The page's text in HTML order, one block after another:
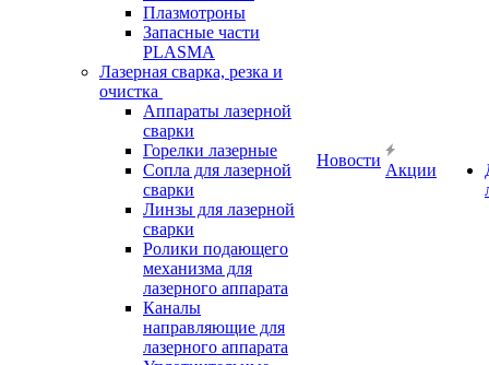
Плазмотроны
Запасные части
PLASMA
Лазерная сварка, резка и
очистка
Аппараты лазерной
сварки
Горелки лазерные
Сопла для лазерной
сварки
Линзы для лазерной
сварки
Ролики подающего
механизма для
лазерного аппарата
Каналы
направляющие для
лазерного аппарата
Новости
Акции